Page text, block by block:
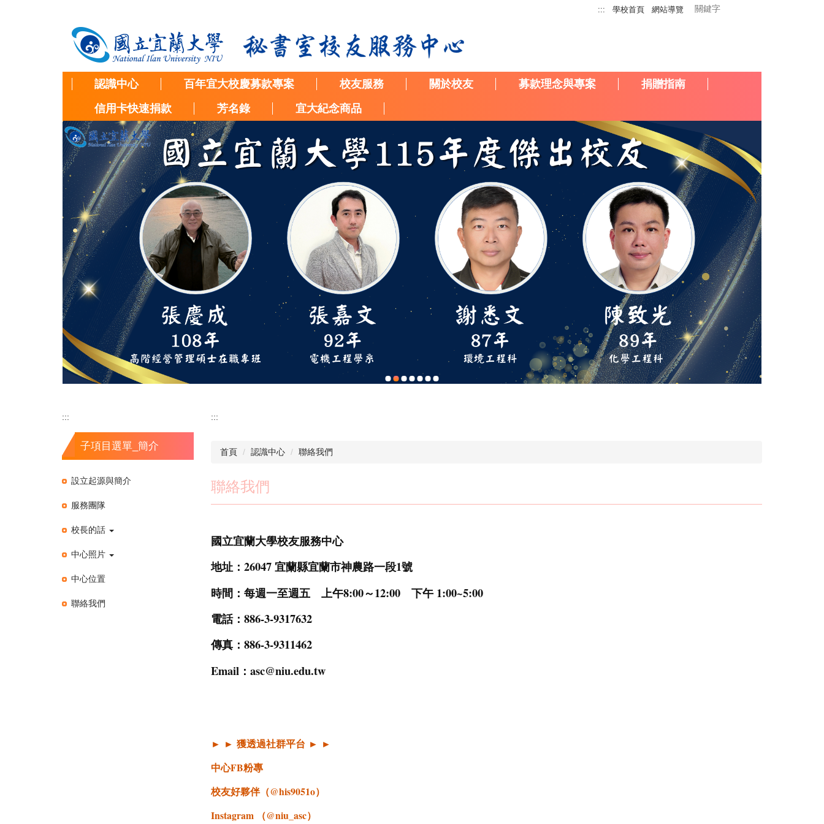
::: 學校首頁 網站導覽
認識中心 百年宜大校慶募款專案 校友服務 關於校友 募款理念與專案
捐贈指南
信用卡快速捐款
芳名錄 宜大紀念商品
:::
子項目選單_簡介
設立起源與簡介
服務團隊
校長的話
中心照片
中心位置
聯絡我們
:::
首頁 認識中心 聯絡我們
聯絡我們
國立宜蘭大學校友服務中心
地址： 26047 宜蘭縣宜蘭市神農路一段1號
時間：每週一至週五 上午8:00～12:00 下午 1:00~5:00
電話：886-3-9317632
傳真：886-3-9311462
Email： asc@niu.edu.tw
► ► 獲透過社群平台 ► ►
中心FB粉專
校友好夥伴（@his9051o）
Instagram （@niu_asc）